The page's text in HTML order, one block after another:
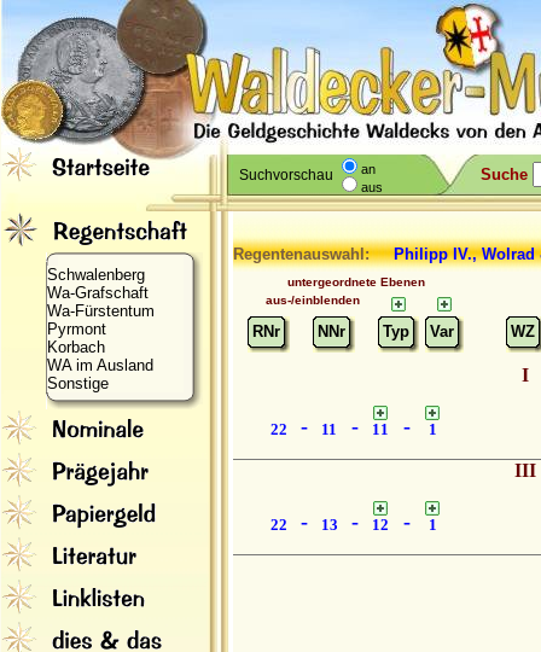
Suchvorschau
an
aus
Suche
Schwalenberg
Wa-Grafschaft
Wa-Fürstentum
Pyrmont
Korbach
WA im Ausland
Sonstige
Regentenauswahl: Philipp IV., Wolrad
untergeordnete Ebenen
aus-/einblenden
RNr NNr Typ Var WZ
22 - 11 - 11 - 1
I
22 - 13 - 12 - 1
III